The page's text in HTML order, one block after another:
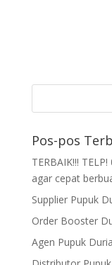
Pos-pos
TERBAIK!!!
agar cepat
Supplier Pupuk
Order Booster
Agen Pupuk